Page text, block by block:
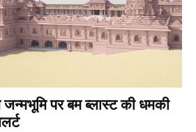
पर बम ब्लास्ट की धमकी